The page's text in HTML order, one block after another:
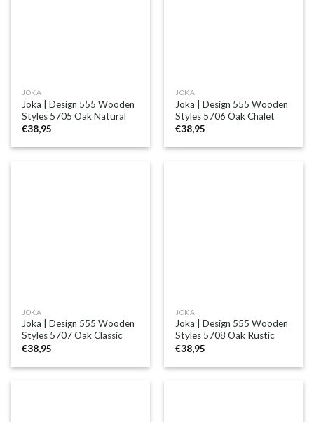
JOKA
Joka | Design 555 Wooden
Styles 5705 Oak Natural
€38,95
JOKA
Joka | Design 555 Wooden
Styles 5706 Oak Chalet
€38,95
JOKA
Joka | Design 555 Wooden
Styles 5707 Oak Classic
€38,95
JOKA
Joka | Design 555 Wooden
Styles 5708 Oak Rustic
€38,95